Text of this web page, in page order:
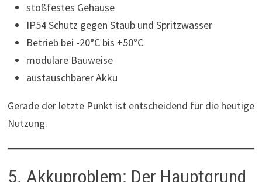
stoßfestes Gehäuse
IP54 Schutz gegen Staub und Spritzwasser
Betrieb bei -20°C bis +50°C
modulare Bauweise
austauschbarer Akku
Gerade der letzte Punkt ist entscheidend für die heutige
Nutzung.
5. Akkuproblem: Der Hauptgrund